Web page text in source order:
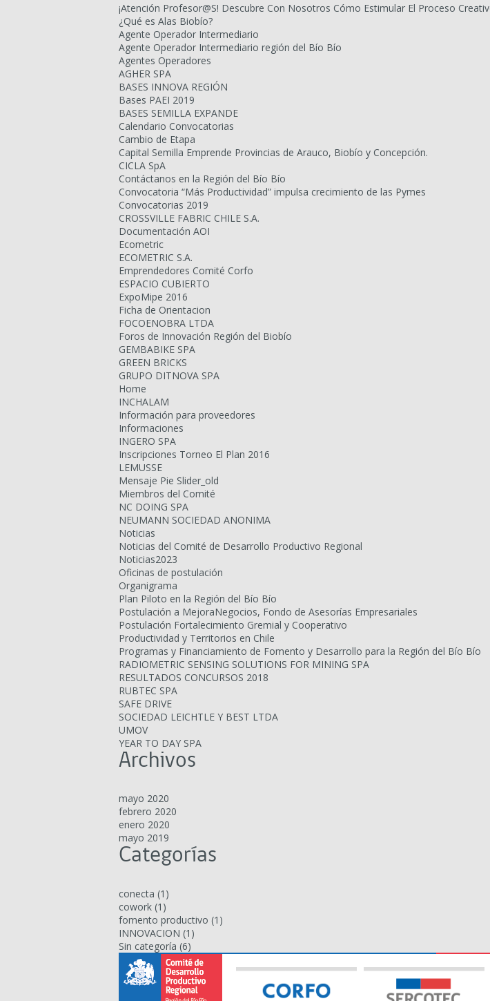
¡Atención Profesor@S! Descubre Con Nosotros Cómo Estimular El Proceso
¿Qué es Alas Biobío?
Agente Operador Intermediario
Agente Operador Intermediario región del Bío Bío
Agentes Operadores
AGHER SPA
BASES INNOVA REGIÓN
Bases PAEI 2019
BASES SEMILLA EXPANDE
Calendario Convocatorias
Cambio de Etapa
Capital Semilla Emprende Provincias de Arauco, Biobío y Concepción.
CICLA SpA
Contáctanos en la Región del Bío Bío
Convocatoria “Más Productividad” impulsa crecimiento de las Pymes
Convocatorias 2019
CROSSVILLE FABRIC CHILE S.A.
Documentación AOI
Ecometric
ECOMETRIC S.A.
Emprendedores Comité Corfo
ESPACIO CUBIERTO
ExpoMipe 2016
Ficha de Orientacion
FOCOENOBRA LTDA
Foros de Innovación Región del Biobío
GEMBABIKE SPA
GREEN BRICKS
GRUPO DITNOVA SPA
Home
INCHALAM
Información para proveedores
Informaciones
INGERO SPA
Inscripciones Torneo El Plan 2016
LEMUSSE
Mensaje Pie Slider_old
Miembros del Comité
NC DOING SPA
NEUMANN SOCIEDAD ANONIMA
Noticias
Noticias del Comité de Desarrollo Productivo Regional
Noticias2023
Oficinas de postulación
Organigrama
Plan Piloto en la Región del Bío Bío
Postulación a MejoraNegocios, Fondo de Asesorías Empresariales
Postulación Fortalecimiento Gremial y Cooperativo
Productividad y Territorios en Chile
Programas y Financiamiento de Fomento y Desarrollo para la Región del Bío Bío
RADIOMETRIC SENSING SOLUTIONS FOR MINING SPA
RESULTADOS CONCURSOS 2018
RUBTEC SPA
SAFE DRIVE
SOCIEDAD LEICHTLE Y BEST LTDA
UMOV
YEAR TO DAY SPA
Archivos
mayo 2020
febrero 2020
enero 2020
mayo 2019
Categorías
conecta (1)
cowork (1)
fomento productivo (1)
INNOVACION (1)
Sin categoría (6)